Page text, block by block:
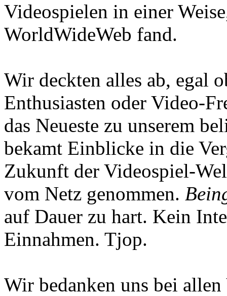
Videospielen in einer
WorldWideWeb fand.
Wir deckten alles ab, egal
Enthusiasten oder Video-
das Neueste zu unserem
bekamt Einblicke in die
Zukunft der Videospiel-
vom Netz genommen.
auf Dauer zu hart. Kein
Einnahmen. Tjop.
Wir bedanken uns bei